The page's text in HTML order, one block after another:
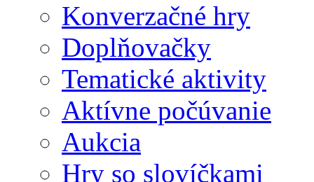
Konverzačné hry
Doplňovačky
Tematické aktivity
Aktívne počúvanie
Aukcia
Hry so slovíčkami